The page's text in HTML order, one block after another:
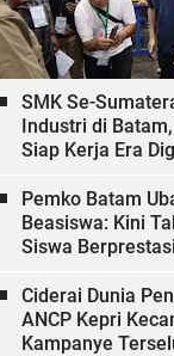
SMK Se-
Industri di
Siap Kerja Era
Pemko Batam
Beasiswa: Kini
Siswa
Dibiayai
Ciderai Dunia
ANCP Kepri
Kampanye